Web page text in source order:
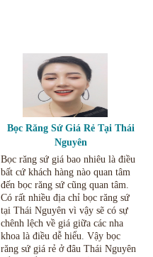
Bọc Răng Sứ Giá Rẻ Tại Thái
Nguyên
Bọc răng sứ giá bao nhiêu là điều
bất cứ khách hàng nào quan tâm
đến bọc răng sứ cũng quan tâm.
Có rất nhiều địa chỉ bọc răng sứ
tại Thái Nguyên vì vậy sẽ có sự
chênh lệch về giá giữa các nha
khoa là điều dễ hiểu. Vậy bọc
răng sứ giá rẻ ở đâu Thái Nguyên